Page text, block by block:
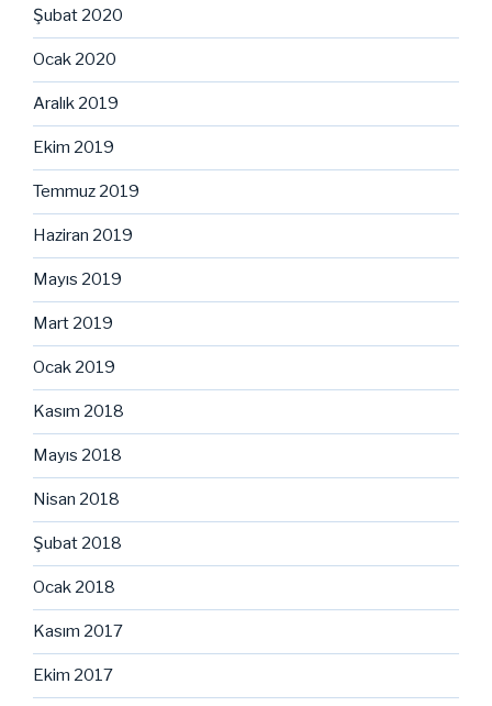
Şubat 2020
Ocak 2020
Aralık 2019
Ekim 2019
Temmuz 2019
Haziran 2019
Mayıs 2019
Mart 2019
Ocak 2019
Kasım 2018
Mayıs 2018
Nisan 2018
Şubat 2018
Ocak 2018
Kasım 2017
Ekim 2017